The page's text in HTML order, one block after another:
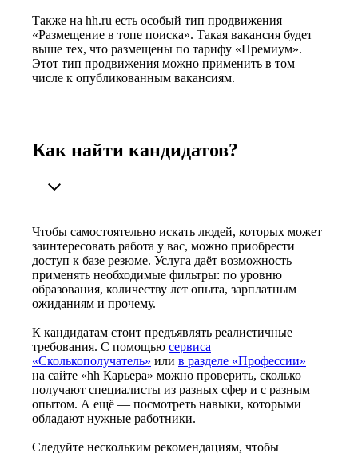
Также на hh.ru есть особый тип продвижения —
«Размещение в топе поиска». Такая вакансия будет
выше тех, что размещены по тарифу «Премиум».
Этот тип продвижения можно применить в том
числе к опубликованным вакансиям.
Как найти кандидатов?
Чтобы самостоятельно искать людей, которых может
заинтересовать работа у вас, можно приобрести
доступ к базе резюме. Услуга даёт возможность
применять необходимые фильтры: по уровню
образования, количеству лет опыта, зарплатным
ожиданиям и прочему.
К кандидатам стоит предъявлять реалистичные
требования. С помощью сервиса
«Сколькополучатель» или в разделе «Профессии»
на сайте «hh Карьера» можно проверить, сколько
получают специалисты из разных сфер и с разным
опытом. А ещё — посмотреть навыки, которыми
обладают нужные работники.
Следуйте нескольким рекомендациям, чтобы